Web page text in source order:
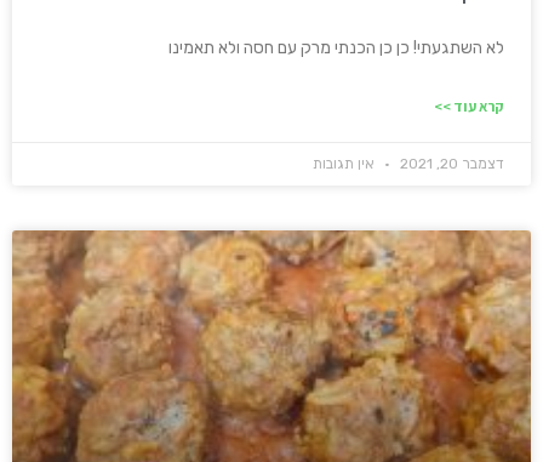
לא השתגעתי! כן כן הכנתי מרק עם חסה ולא תאמינו
קרא עוד >>
דצמבר 20, 2021 אין תגובות